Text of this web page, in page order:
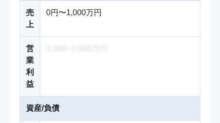
売
上
0円〜1,000万円
営
業
利
益
資産/負債